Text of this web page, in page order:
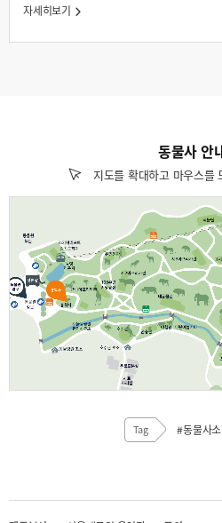
자세히보기
동물사 안
지도를 확대하고 마우스를
Tag #동물사